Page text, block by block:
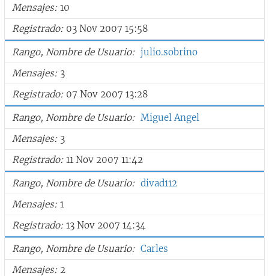
Mensajes 10
Registrado 03 Nov 2007 15:58
Rango, Nombre de Usuario
julio.sobrino
Mensajes 3
Registrado 07 Nov 2007 13:28
Rango, Nombre de Usuario
Miguel Angel
Mensajes 3
Registrado 11 Nov 2007 11:42
Rango, Nombre de Usuario
divad112
Mensajes 1
Registrado 13 Nov 2007 14:34
Rango, Nombre de Usuario
Carles
Mensajes 2